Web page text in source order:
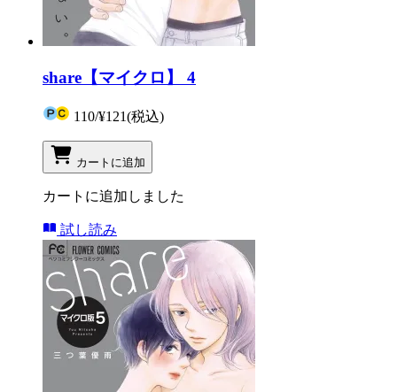
share【マイクロ】 4
110/¥121(税込)
カートに追加
カートに追加しました
試し読み